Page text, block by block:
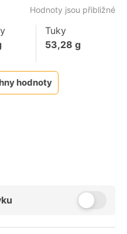
Hodnoty jsou přibližné
Tuky
53,28 g
hodnoty